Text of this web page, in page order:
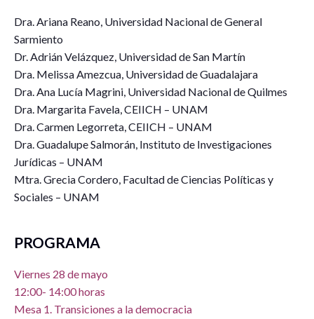
Dra. Ariana Reano, Universidad Nacional de General
Sarmiento
Dr. Adrián Velázquez, Universidad de San Martín
Dra. Melissa Amezcua, Universidad de Guadalajara
Dra. Ana Lucía Magrini, Universidad Nacional de Quilmes
Dra. Margarita Favela, CEIICH – UNAM
Dra. Carmen Legorreta, CEIICH – UNAM
Dra. Guadalupe Salmorán, Instituto de Investigaciones
Jurídicas – UNAM
Mtra. Grecia Cordero, Facultad de Ciencias Políticas y
Sociales – UNAM
PROGRAMA
Viernes 28 de mayo
12:00- 14:00 horas
Mesa 1. Transiciones a la democracia